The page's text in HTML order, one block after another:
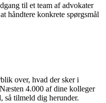
til et team af advokater
håndtere konkrete spørgsmål
over, hvad der sker i
4.000 af dine kolleger
så tilmeld dig herunder.